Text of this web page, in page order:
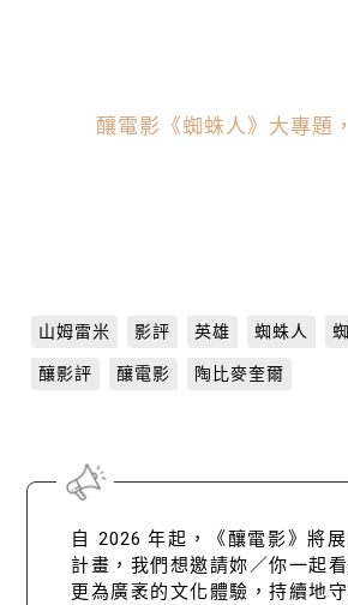
釀電影《蜘蛛人》大專題
山姆雷米 影評 英雄 蜘蛛人
釀影評 釀電影 陶比麥奎爾
自 2026 年起，《釀電影》將
計畫，我們想邀請妳／你一起
更為廣袤的文化體驗，持續地